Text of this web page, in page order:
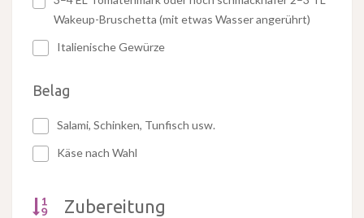
Wakeup-Bruschetta (mit etwas Wasser angerührt)
Italienische Gewürze
Belag
Salami, Schinken, Tunfisch usw.
Käse nach Wahl
Zubereitung